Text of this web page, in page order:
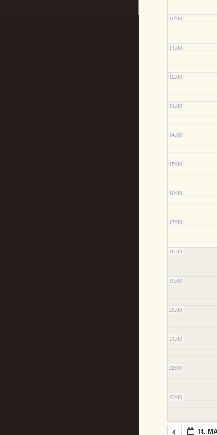
10:00
11:00
12:00
13:00
14:00
15:00
16:00
17:00
18:00
19:00
20:00
21:00
22:00
23:00
14.